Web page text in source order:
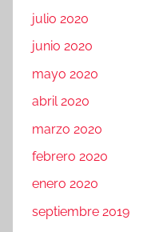
julio 2020
junio 2020
mayo 2020
abril 2020
marzo 2020
febrero 2020
enero 2020
septiembre 2019